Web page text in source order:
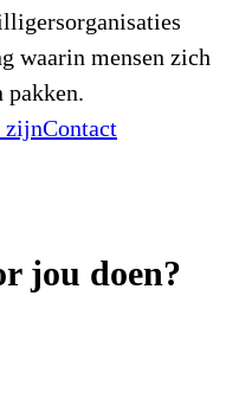
waarin mensen zich
pakken.
zijnContact
jou doen?